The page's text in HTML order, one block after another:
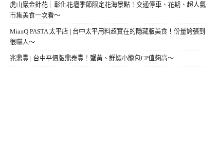
虎山巖金針花｜彰化花壇季節限定花海景點！交通停車、花期、超人氣
市集美食一次看～
MianQ PASTA 太平店 | 台中太平用料超實在的隱藏版美食！份量誇張到
很嚇人～
兆鼎豐 | 台中平價版鼎泰豐！蟹黃、鮮蝦小籠包CP值夠高～